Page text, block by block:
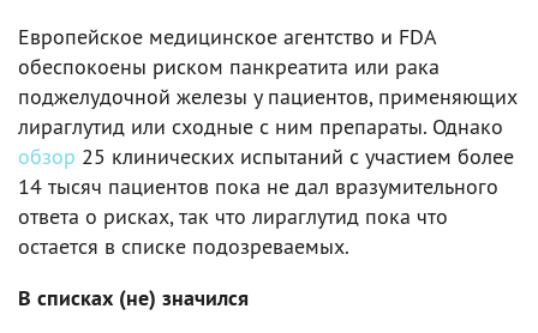
Европейское медицинское агентство и FDA
обеспокоены риском панкреатита или рака
поджелудочной железы у пациентов, применяющих
лираглутид или сходные с ним препараты. Однако
обзор 25 клинических испытаний с участием более
14 тысяч пациентов пока не дал вразумительного
ответа о рисках, так что лираглутид пока что
остается в списке подозреваемых.
В списках (не) значился